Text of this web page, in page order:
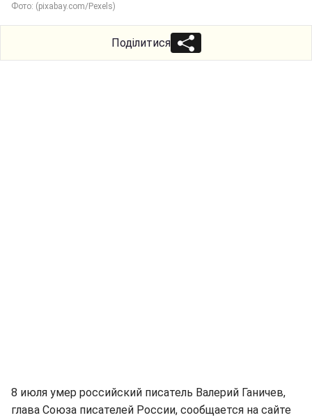
Фото: (pixabay.com/Pexels)
Поділитися
8 июля умер российский писатель Валерий Ганичев,
глава Союза писателей России, сообщается на сайте